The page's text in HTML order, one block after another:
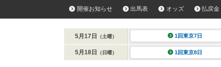
開催お知らせ 出馬表 オッズ 払戻金
5月17日 （土曜） 1回東京7日
5月18日 （日曜） 1回東京8日